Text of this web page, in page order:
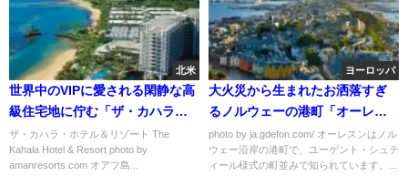
北米
世界中のVIPに愛される閑静な高
級住宅地に佇む「ザ・カハラ・
ホテル＆リゾート」
ザ・カハラ・ホテル＆リゾート The
Kahala Hotel & Resort photo by
amanresorts.com オアフ島...
ヨーロッパ
大火災から生まれたお洒落すぎ
るノルウェーの港町「オーレス
ン」
photo by ja.gdefon.com/ オーレスンはノル
ウェー沿岸の港町で、ユーゲント・シュテ
ィール様式の町並みで知られています。...